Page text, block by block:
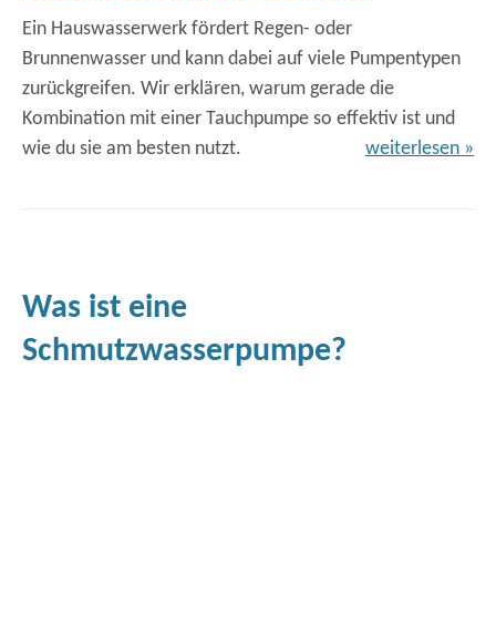
Ein Hauswasserwerk fördert Regen- oder
Brunnenwasser und kann dabei auf viele Pumpentypen
zurückgreifen. Wir erklären, warum gerade die
Kombination mit einer Tauchpumpe so effektiv ist und
wie du sie am besten nutzt.
weiterlesen »
Was ist eine
Schmutzwasserpumpe?